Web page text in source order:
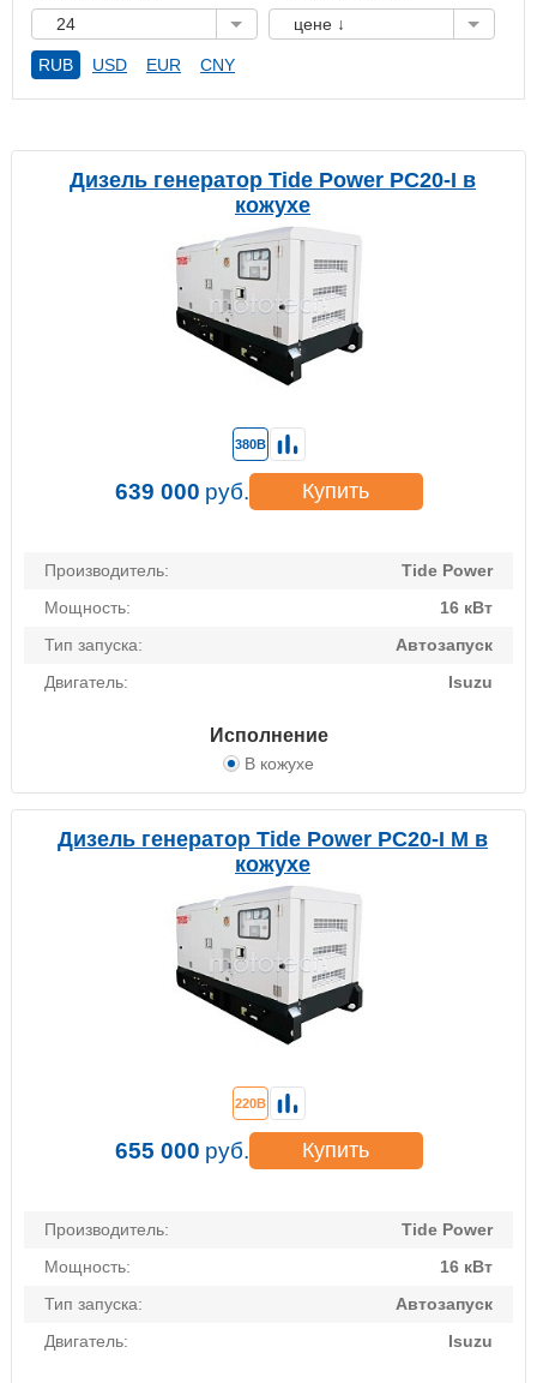
24
цене ↓
RUB USD EUR CNY
Дизель генератор Tide Power PC20-I в
кожухе
Производитель:
Tide Power
Мощность:
16 кВт
Тип запуска:
Автозапуск
Двигатель:
Isuzu
Исполнение
В кожухе
380В
639 000 руб. Купить
Дизель генератор Tide Power PC20-I M в
кожухе
Производитель:
Tide Power
Мощность:
16 кВт
Тип запуска:
Автозапуск
Двигатель:
Isuzu
220В
655 000 руб. Купить